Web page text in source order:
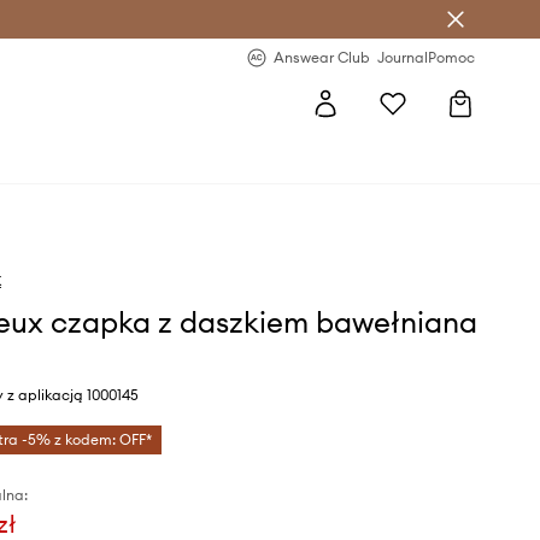
Answear Club JournalPomoc
czapka z daszkiem bawełniana
z aplikacją 1000145
-5% z kodem: OFF*